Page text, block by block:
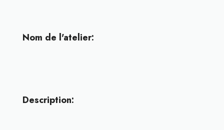
Nom de l'atelier:
Description: